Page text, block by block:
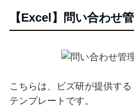
【Excel】問い合わせ
こちらは、ビズ研が提供す
テンプレートです。